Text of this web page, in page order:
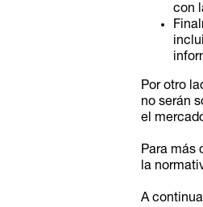
con
Por otro
no serán
el
Para más
la
A